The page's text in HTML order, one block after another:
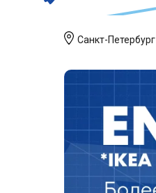
Санкт-Петербург